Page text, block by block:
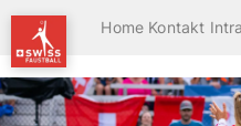
Home Kontakt